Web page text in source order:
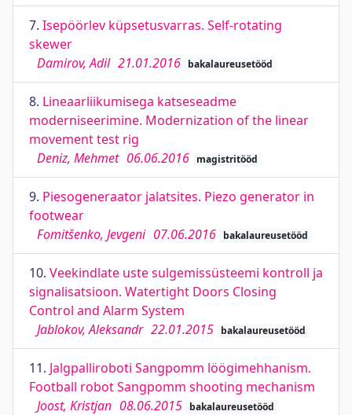
7. Isepöörlev küpsetusvarras. Self-rotating
skewer
Damirov, Adil 21.01.2016 bakalaureusetööd
8. Lineaarliikumisega katseseadme
moderniseerimine. Modernization of the linear
movement test rig
Deniz, Mehmet 06.06.2016 magistritööd
9. Piesogeneraator jalatsites. Piezo generator in
footwear
Fomitšenko, Jevgeni 07.06.2016 bakalaureusetööd
10. Veekindlate uste sulgemissüsteemi kontroll ja
signalisatsioon. Watertight Doors Closing
Control and Alarm System
Jablokov, Aleksandr 22.01.2015 bakalaureusetööd
11. Jalgpalliroboti Sangpomm löögimehhanism.
Football robot Sangpomm shooting mechanism
Joost, Kristjan 08.06.2015 bakalaureusetööd